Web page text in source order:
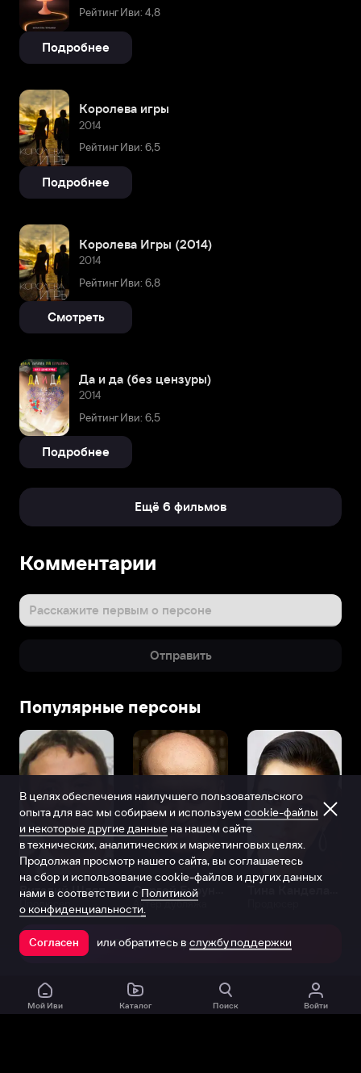
Рейтинг Иви: 4,8
Подробнее
Королева игры
2014
Рейтинг Иви: 6,5
Подробнее
Королева Игры (2014)
2014
Рейтинг Иви: 6,8
Смотреть
Да и да (без цензуры)
2014
Рейтинг Иви: 6,5
Подробнее
Ещё 6 фильмов
Лариса
Баранова
появилась
1982
в
башкирском
городе
в
артистической
семье,
так
что
судьба
будущей
была
предрешена.
росла
весьма
Комментарии
Расскажите первым о персоне
Отправить
Популярные персоны
Виталий Шляппо
Продюсер Актёр дубляжа
Открыть в приложении
Мой Иви Каталог Поиск Войти
В целях обеспечения наилучшего пользовательского
опыта для вас мы собираем и используем cookie-файлы
и некоторые другие данные на нашем сайте
в технических, аналитических и маркетинговых целях.
Продолжая просмотр нашего сайта, вы соглашаетесь
на сбор и использование cookie-файлов и других данных
нами в соответствии с Политикой
о конфиденциальности.
Согласен или обратитесь в службу поддержки